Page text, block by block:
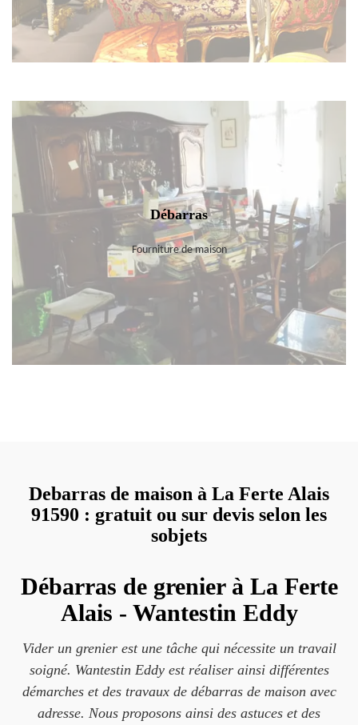
Débarras
Fourniture de maison
Debarras de maison à La Ferte Alais
91590 : gratuit ou sur devis selon les
sobjets
Débarras de grenier à La Ferte
Alais - Wantestin Eddy
Vider un grenier est une tâche qui nécessite un travail
soigné. Wantestin Eddy est réaliser ainsi différentes
démarches et des travaux de débarras de maison avec
adresse. Nous proposons ainsi des astuces et des